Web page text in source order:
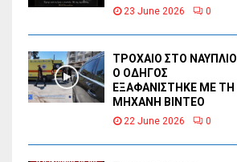
23 June 2026 0
ΤΡΟΧΑΙΟ ΣΤΟ ΝΑΥΠΛΙΟ
Ο ΟΔΗΓΟΣ
ΕΞΑΦΑΝΙΣΤΗΚΕ ΜΕ ΤΗ
ΜΗΧΑΝΗ ΒΙΝΤΕΟ
22 June 2026 0